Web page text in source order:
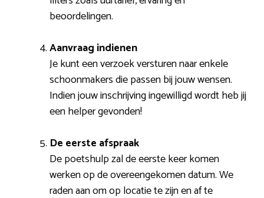
beoordelingen.
Aanvraag indienen
Je kunt een verzoek versturen naar enkele
schoonmakers die passen bij jouw wensen.
Indien jouw inschrijving ingewilligd wordt heb jij
een helper gevonden!
De eerste afspraak
De poetshulp zal de eerste keer komen
werken op de overeengekomen datum. We
raden aan om op locatie te zijn en af te